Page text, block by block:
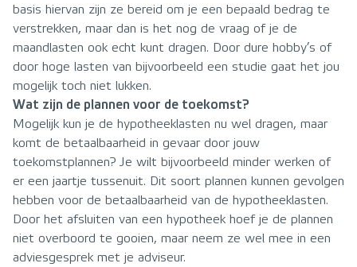
basis hiervan zijn ze bereid om je een bepaald bedrag te
verstrekken, maar dan is het nog de vraag of je de
maandlasten ook echt kunt dragen. Door dure hobby’s of
door hoge lasten van bijvoorbeeld een studie gaat het jou
mogelijk toch niet lukken.
Wat zijn de plannen voor de toekomst?
Mogelijk kun je de hypotheeklasten nu wel dragen, maar
komt de betaalbaarheid in gevaar door jouw
toekomstplannen? Je wilt bijvoorbeeld minder werken of
er een jaartje tussenuit. Dit soort plannen kunnen gevolgen
hebben voor de betaalbaarheid van de hypotheeklasten.
Door het afsluiten van een hypotheek hoef je de plannen
niet overboord te gooien, maar neem ze wel mee in een
adviesgesprek met je adviseur.